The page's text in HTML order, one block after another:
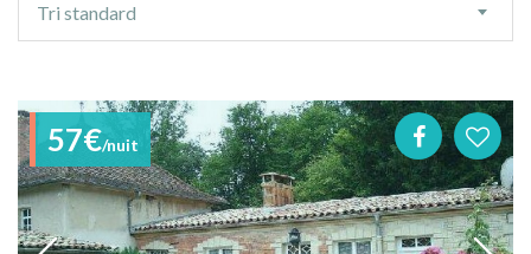
tri
Tri standard
57€/nuit